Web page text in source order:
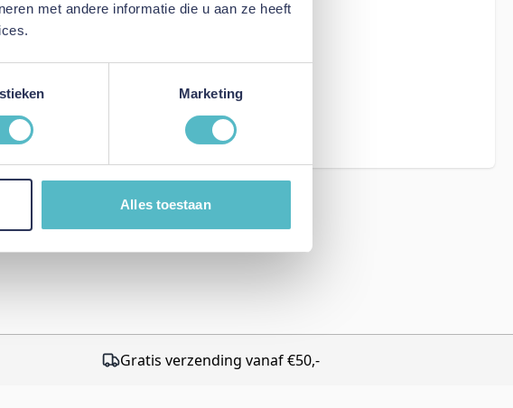
met andere informatie die u aan ze heeft
Marketing
Alles toestaan
protected by reCAPTCHA - the
Gratis verzending vanaf €50,-